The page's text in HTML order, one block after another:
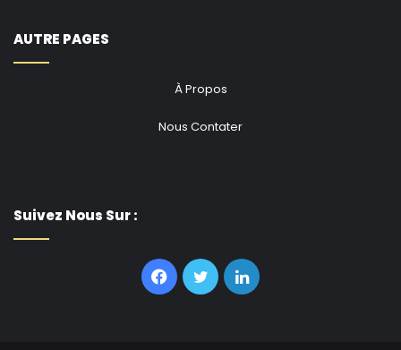
AUTRE PAGES
À Propos
Nous Contater
Suivez Nous Sur :
Facebook
TwitterLinkedin